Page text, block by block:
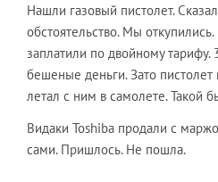
Нашли газовый пистолет.
обстоятельство. Мы
заплатили по двойному тарифу.
бешеные деньги. Зато пистолет
летал с ним в самолете. Такой
Видаки Toshiba продали с
сами. Пришлось. Не пошла.